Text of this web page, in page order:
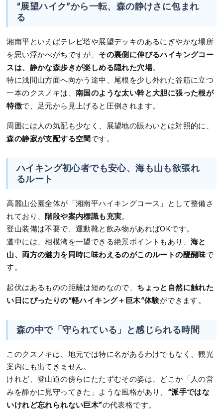
“展望ハイク”から一転、森の静けさに包まれ
る
湘南平といえばテレビ塔や展望デッキのあるにぎやかな場所
を思い浮かべがちですが、 その裏側に伸びるハイキングコー
スは、静かな森歩きが楽しめる隠れた穴場。
特に浅間山方面へ向かう途中、尾根を少し外れた谷筋に立つ
一本のクスノキは、南国のような太い幹と大胆に張った根が
特徴で、足元から見上げると圧倒されます。
周囲には人の気配も少なく、展望地の賑わいとは対照的に、
森の静寂が支配する空間です。
ハイキング初心者でも安心、海も山も欲張れ
るルート
高麗山公園全体が「湘南平ハイキングコース」として整備さ
れており、 階段や案内標識も充実。
登山装備は不要で、運動靴と飲み物があればOKです。
道中には、相模湾を一望できる絶景ポイントもあり、海と
山、両方の魅力を同時に味わえるのがこのルートの醍醐味で
す。
起伏はあるものの距離は短めなので、 ちょっと自然に触れた
い日にぴったりの“軽ハイキング＋巨木”体験ができます。
森の中で「守られている」と感じられる時間
このクスノキは、地元では特に名があるわけでもなく、観光
案内にも出てきません。
けれど、登山道の傍らにたたずむその姿は、どこか「人の営
みを静かに見守ってきた」ような風格があり、 “派手ではな
いけれど忘れられない巨木”の代表格です。